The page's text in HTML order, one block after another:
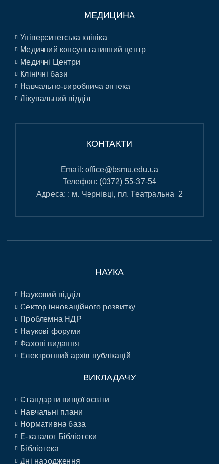
МЕДИЦИНА
Університетська клініка
Медичний консультативний центр
Медичні Центри
Клінічні бази
Навчально-виробнича аптека
Лікувальний відділ
КОНТАКТИ
Email:office@bsmu.edu.ua
Телефон: (0372) 55-37-54
Адреса: : м. Чернівці, пл. Театральна, 2
НАУКА
Науковий відділ
Сектор інноваційного розвитку
Проблемна НДР
Наукові форуми
Фахові видання
Електронний архів публікацій
ВИКЛАДАЧУ
Стандарти вищої освіти
Навчальні плани
Нормативна база
E-каталог Бібліотеки
Бібліотека
Дні народження